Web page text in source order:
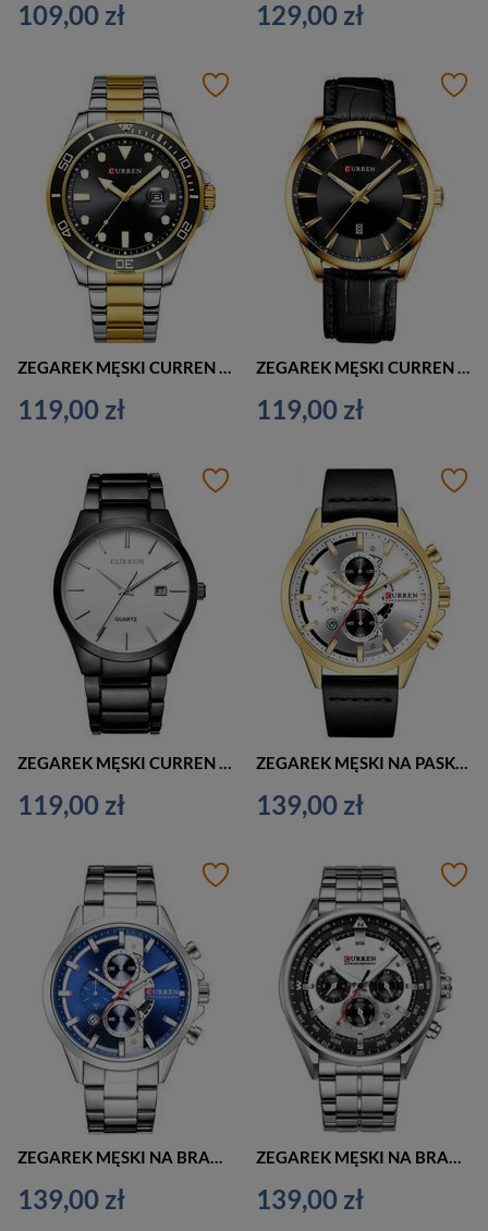
109,00 zł 129,00 zł
ZEGAREK MĘSKI CURREN 8388 (zc035d) + BOX
119,00 zł
ZEGAREK MĘSKI CURREN 8365 CZARNY (zc032c)
119,00 zł
119,00 zł 139,00 zł
ZEGAREK MĘSKI NA BRANSOLECIE SREBRNY CURREN 8325 (zc021a) - CHRONOGRAF
139,00 zł
ZEGAREK MĘSKI NA BRANSOLECIE SREBRNY CURREN 8399 (zc016a) - CHRONOGRAF
139,00 zł